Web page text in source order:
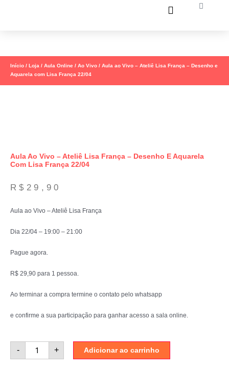
Início / Loja / Aula Online / Ao Vivo / Aula ao Vivo – Ateliê Lisa França – Desenho e
Aquarela com Lisa França 22/04
Aula Ao Vivo – Ateliê Lisa França – Desenho E Aquarela
Com Lisa França 22/04
R$ 29,90
Aula ao Vivo – Ateliê Lisa França
Dia 22/04 – 19:00 – 21:00
Pague agora.
R$ 29,90 para 1 pessoa.
Ao terminar a compra termine o contato pelo whatsapp
e confirme a sua participação para ganhar acesso a sala online.
-
Aula
Vivo
+ Adicionar ao carrinho